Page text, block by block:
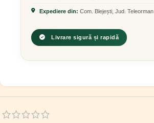
Expediere din: Com. Blejești, Jud. Teleorman
Livrare sigură și rapidă